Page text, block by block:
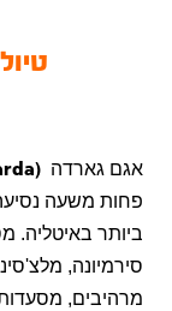
אגם גארדה (Lago di Garda)
פחות משעה
ביותר באיטליה.
סירמיונה,
מרהיבים,